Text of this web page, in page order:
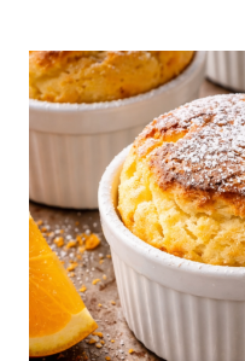
YUMUŞAK
DOKULU,
MIS
KOKULU